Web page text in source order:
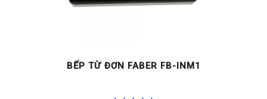
BẾP TỪ ĐƠN FABER FB-INM1